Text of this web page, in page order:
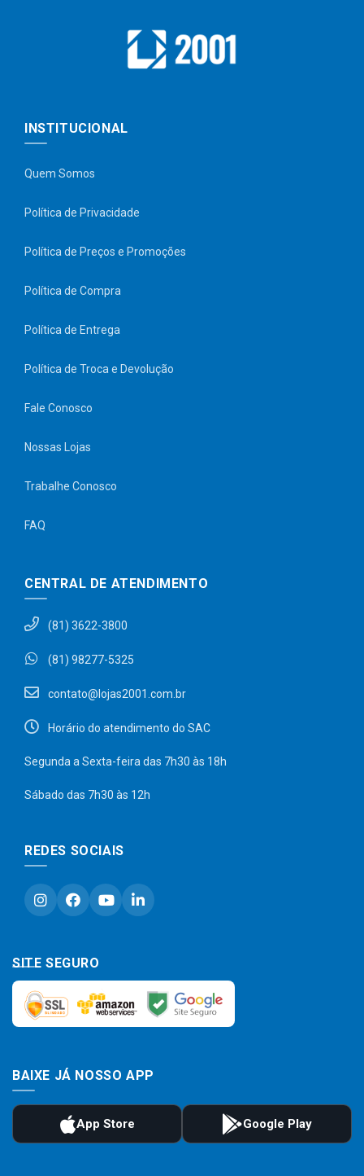
INSTITUCIONAL
Quem Somos
Política de Privacidade
Política de Preços e Promoções
Política de Compra
Política de Entrega
Política de Troca e Devolução
Fale Conosco
Nossas Lojas
Trabalhe Conosco
FAQ
CENTRAL DE ATENDIMENTO
(81) 3622-3800
(81) 98277-5325
contato@lojas2001.com.br
Horário do atendimento do SAC
Segunda a Sexta-feira das 7h30 às 18h
Sábado das 7h30 às 12h
REDES SOCIAIS
SITE SEGURO
BAIXE JÁ NOSSO APP